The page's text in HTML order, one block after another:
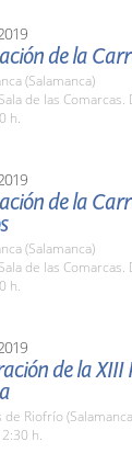
de la
(Salamanca)
de las
h.
de la
(Salamanca)
de las
h.
de la
de Riofrío
h.